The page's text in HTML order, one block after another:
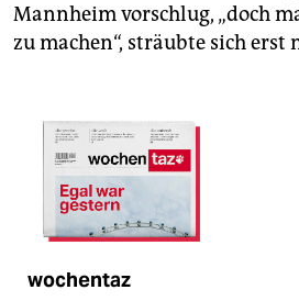
Mannheim vorschlug, „doch
zu machen“, sträubte sich erst
wochentaz